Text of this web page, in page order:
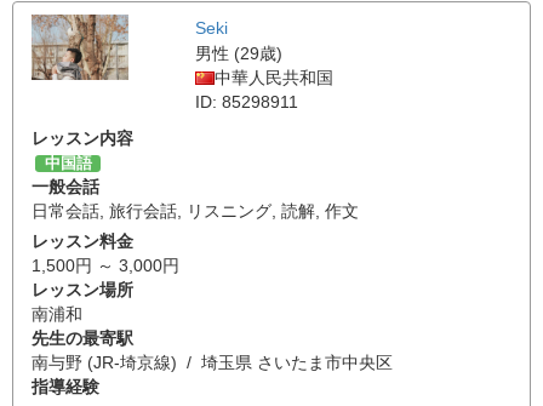
Seki
男性 (29歳)
中華人民共和国
ID: 85298911
レッスン内容
中国語
一般会話
日常会話 旅行会話 リスニング 読解 作文
レッスン料金
1,500円 ～ 3,000円
レッスン場所
南浦和
先生の最寄駅
南与野 (JR-埼京線) / 埼玉県 さいたま市中央区
指導経験